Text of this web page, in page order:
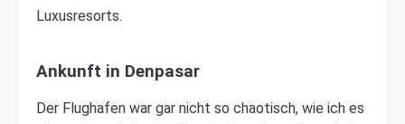
Luxusresorts.
Ankunft in Denpasar
Der Flughafen war gar nicht so chaotisch, wie ich es